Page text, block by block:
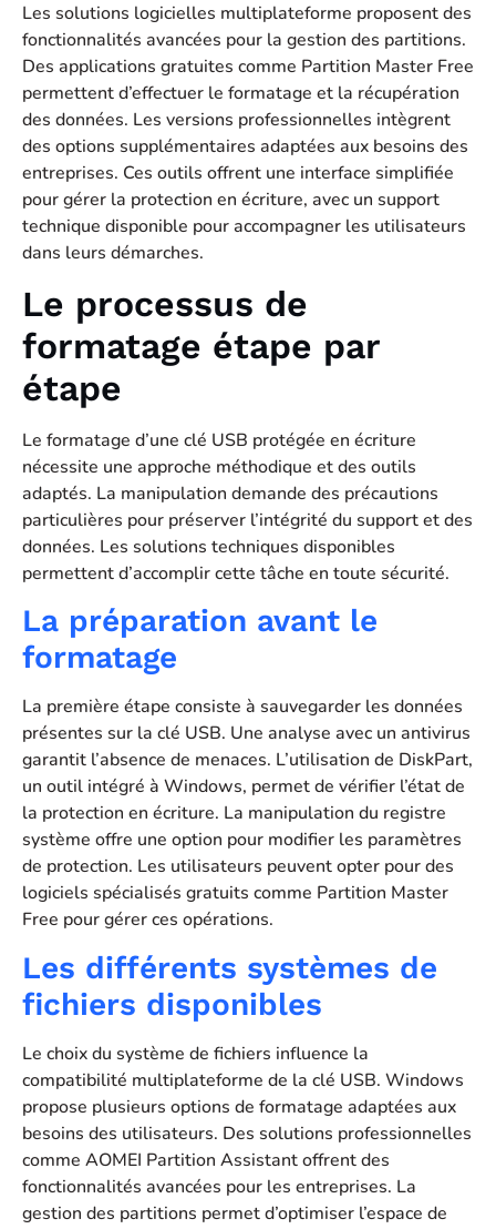
Les solutions logicielles multiplateforme proposent des
fonctionnalités avancées pour la gestion des partitions.
Des applications gratuites comme Partition Master Free
permettent d’effectuer le formatage et la récupération
des données. Les versions professionnelles intègrent
des options supplémentaires adaptées aux besoins des
entreprises. Ces outils offrent une interface simplifiée
pour gérer la protection en écriture, avec un support
technique disponible pour accompagner les utilisateurs
dans leurs démarches.
Le processus de
formatage étape par
étape
Le formatage d’une clé USB protégée en écriture
nécessite une approche méthodique et des outils
adaptés. La manipulation demande des précautions
particulières pour préserver l’intégrité du support et des
données. Les solutions techniques disponibles
permettent d’accomplir cette tâche en toute sécurité.
La préparation avant le
formatage
La première étape consiste à sauvegarder les données
présentes sur la clé USB. Une analyse avec un antivirus
garantit l’absence de menaces. L’utilisation de DiskPart,
un outil intégré à Windows, permet de vérifier l’état de
la protection en écriture. La manipulation du registre
système offre une option pour modifier les paramètres
de protection. Les utilisateurs peuvent opter pour des
logiciels spécialisés gratuits comme Partition Master
Free pour gérer ces opérations.
Les différents systèmes de
fichiers disponibles
Le choix du système de fichiers influence la
compatibilité multiplateforme de la clé USB. Windows
propose plusieurs options de formatage adaptées aux
besoins des utilisateurs. Des solutions professionnelles
comme AOMEI Partition Assistant offrent des
fonctionnalités avancées pour les entreprises. La
gestion des partitions permet d’optimiser l’espace de